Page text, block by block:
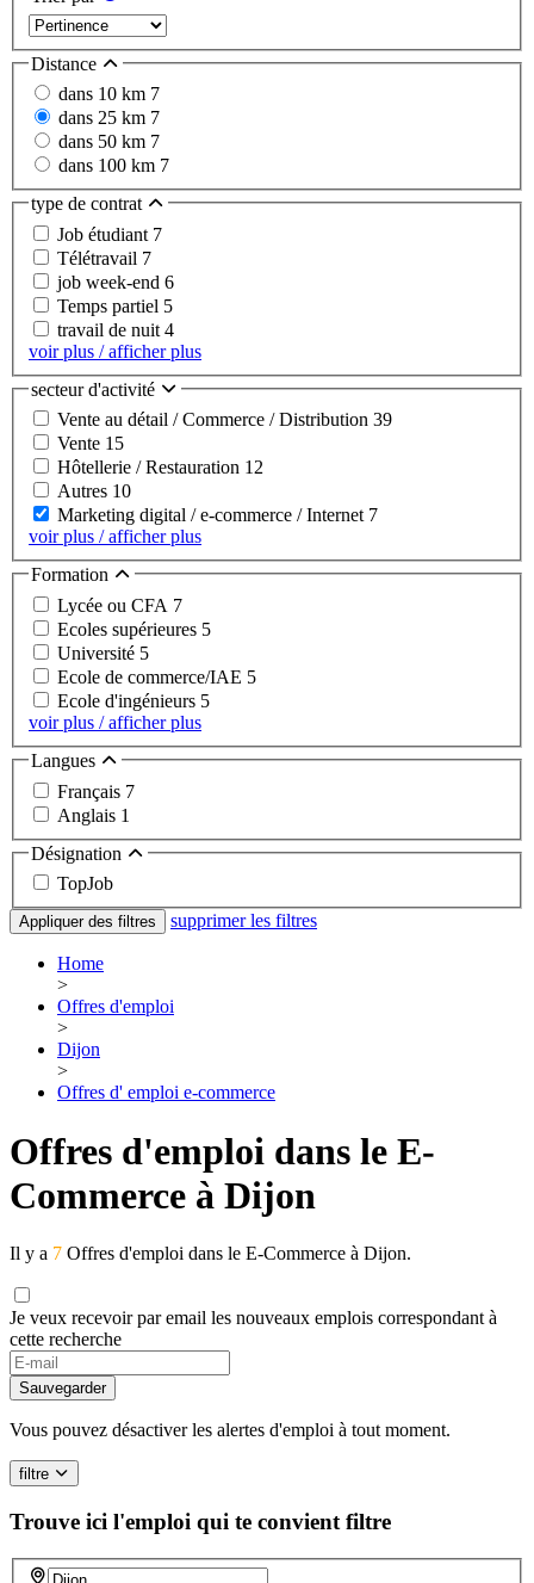
Distance
dans 10 km 7
dans 25 km 7
dans 50 km 7
dans 100 km 7
type de contrat
Job étudiant 7
Télétravail 7
job week-end 6
Temps partiel 5
travail de nuit 4
voir plus / afficher plus
secteur d'activité
Vente au détail / Commerce / Distribution 39
Vente 15
Hôtellerie / Restauration 12
Autres 10
Marketing digital / e-commerce / Internet 7
voir plus / afficher plus
Formation
Lycée ou CFA 7
Ecoles supérieures 5
Université 5
Ecole de commerce/IAE 5
Ecole d'ingénieurs 5
voir plus / afficher plus
Langues
Français 7
Anglais 1
Désignation
TopJob
Appliquer des filtres supprimer les filtres
Home
>
Offres d'emploi
>
Dijon
>
Offres d' emploi e-commerce
Offres d'emploi dans le E-
Commerce à Dijon
Il y a 7 Offres d'emploi dans le E-Commerce à Dijon.
Je veux recevoir par email les nouveaux emplois correspondant à
cette recherche
Sauvegarder
Vous pouvez désactiver les alertes d'emploi à tout moment.
filtre
Trouve ici l'emploi qui te convient filtre